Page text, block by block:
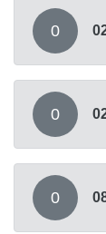
0
0
0